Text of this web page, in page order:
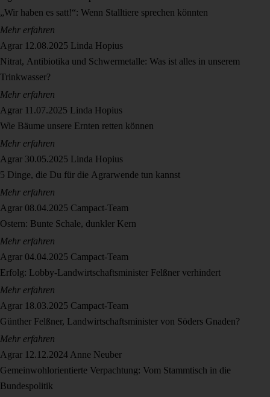
„Wir haben es satt!“: Wenn Stalltiere sprechen könnten
Mehr erfahren
Agrar 12.08.2025 Linda Hopius
Nitrat, Antibiotika und Schwermetalle: Was ist alles in unserem
Trinkwasser?
Mehr erfahren
Agrar 11.07.2025 Linda Hopius
Wie Bäume unsere Ernten retten können
Mehr erfahren
Agrar 30.05.2025 Linda Hopius
5 Dinge, die Du für die Agrarwende tun kannst
Mehr erfahren
Agrar 08.04.2025 Campact-Team
Ostern: Bunte Schale, dunkler Kern
Mehr erfahren
Agrar 04.04.2025 Campact-Team
Erfolg: Lobby-Landwirtschaftsminister Felßner verhindert
Mehr erfahren
Agrar 18.03.2025 Campact-Team
Günther Felßner, Landwirtschaftsminister von Söders Gnaden?
Mehr erfahren
Agrar 12.12.2024 Anne Neuber
Gemeinwohlorientierte Verpachtung: Vom Stammtisch in die
Bundespolitik